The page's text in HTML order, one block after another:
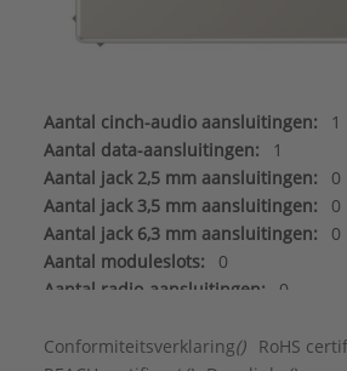
Aantal cinch-audio aansluitingen:
1
Aantal data-aansluitingen:
1
Aantal jack 2,5 mm aansluitingen:
0
Aantal jack 3,5 mm aansluitingen:
0
Aantal jack 6,3 mm aansluitingen:
0
Aantal moduleslots:
0
Aantal radio-aansluitingen:
0
Aantal Sub-D aansluitingen 15-polig:
Conformiteitsverklaring() RoHS